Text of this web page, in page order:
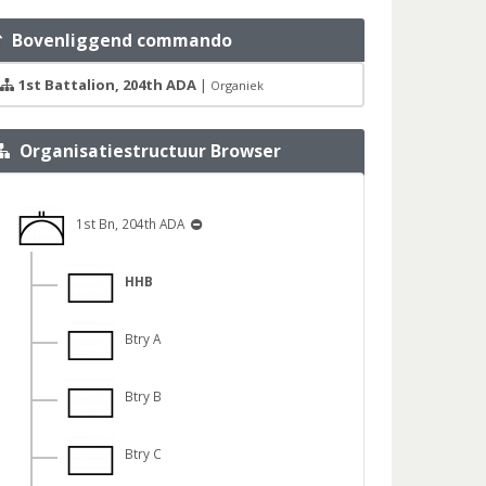
Bovenliggend commando
1st Battalion, 204th ADA| Organiek
Organisatiestructuur Browser
1st Bn, 204th ADA
HHB
Btry A
Btry B
Btry C